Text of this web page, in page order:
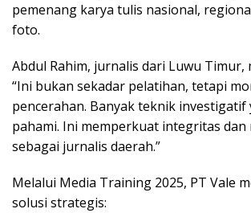
pemenang karya tulis nasional,
foto.
Abdul Rahim, jurnalis dari Luwu Timur,
“Ini bukan sekadar pelatihan, tetapi
pencerahan. Banyak teknik investigatif
pahami. Ini memperkuat integritas dan
sebagai jurnalis daerah.”
Melalui Media Training 2025, PT Vale
solusi strategis: